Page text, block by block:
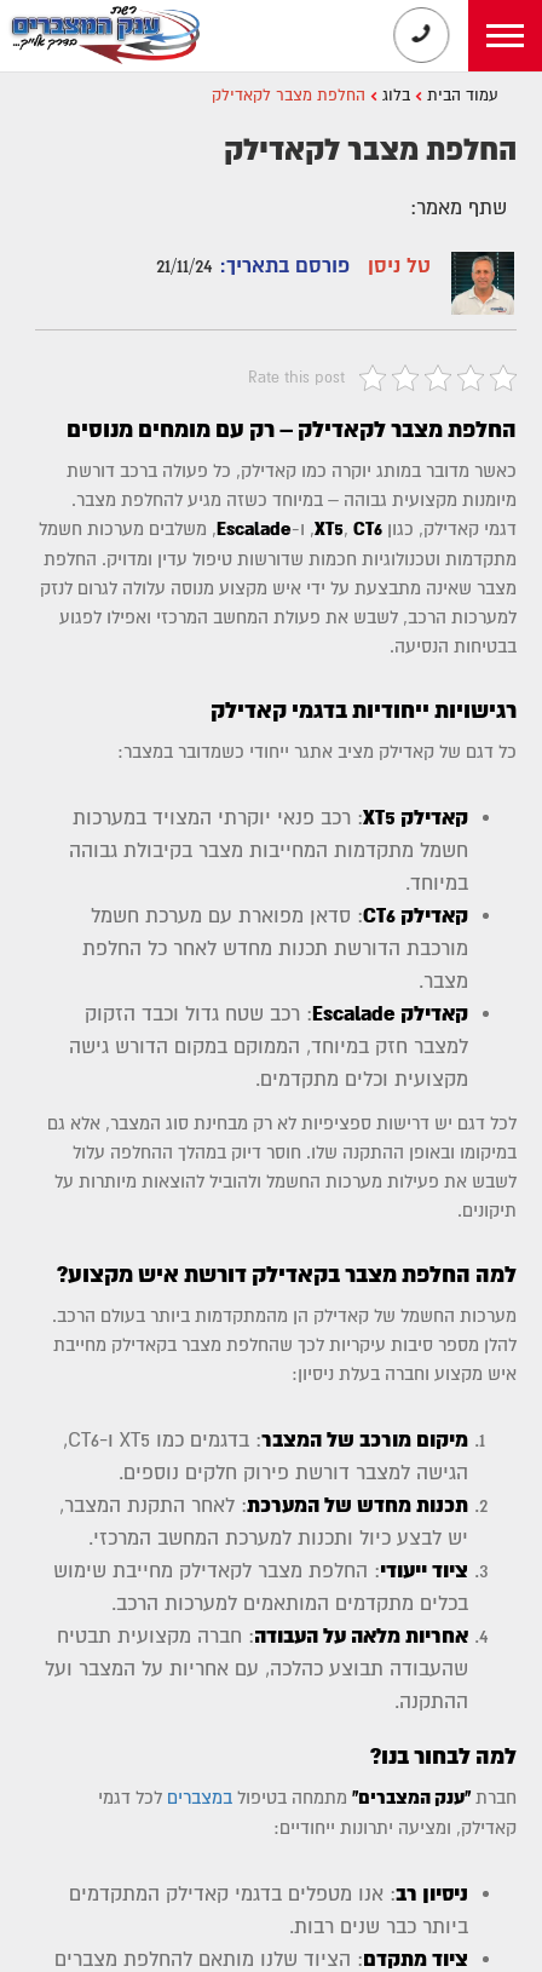
עמוד הבית בלוג החלפת מצבר לקאדילק
החלפת מצבר לקאדילק
שתף מאמר:
טל ניסן פורסם בתאריך: 21/11/24
Rate this post
החלפת מצבר לקאדילק – רק עם מומחים מנוסים
כאשר מדובר במותג יוקרה כמו קאדילק, כל פעולה ברכב דורשת
מיומנות מקצועית גבוהה – במיוחד כשזה מגיע להחלפת מצבר.
דגמי קאדילק, כגון
XT5, CT6 , ו-Escalade, משלבים מערכות חשמל
מתקדמות וטכנולוגיות חכמות שדורשות טיפול עדין ומדויק. החלפת
מצבר שאינה מתבצעת על ידי איש מקצוע מנוסה עלולה לגרום לנזק
למערכות הרכב, לשבש את פעולת המחשב המרכזי ואפילו לפגוע
בבטיחות הנסיעה.
רגישויות ייחודיות בדגמי קאדילק
כל דגם של קאדילק מציב אתגר ייחודי כשמדובר במצבר:
קאדילק XT5
: רכב פנאי יוקרתי המצויד במערכות
חשמל מתקדמות המחייבות מצבר בקיבולת גבוהה
במיוחד.
קאדילק CT6
: סדאן מפוארת עם מערכת חשמל
מורכבת הדורשת תכנות מחדש לאחר כל החלפת
מצבר.
קאדילק Escalade
: רכב שטח גדול וכבד הזקוק
למצבר חזק במיוחד, הממוקם במקום הדורש גישה
מקצועית וכלים מתקדמים.
לכל דגם יש דרישות ספציפיות לא רק מבחינת סוג המצבר, אלא גם
במיקומו ובאופן ההתקנה שלו. חוסר דיוק במהלך ההחלפה עלול
לשבש את פעילות מערכות החשמל ולהוביל להוצאות מיותרות על
תיקונים.
למה החלפת מצבר בקאדילק דורשת איש מקצוע?
מערכות החשמל של קאדילק הן מהמתקדמות ביותר בעולם הרכב.
להלן מספר סיבות עיקריות לכך שהחלפת מצבר בקאדילק מחייבת
איש מקצוע וחברה בעלת ניסיון:
מיקום מורכב של המצבר
: בדגמים כמו XT5 ו-CT6,
הגישה למצבר דורשת פירוק חלקים נוספים.
תכנות מחדש של המערכת: לאחר התקנת המצבר,
יש לבצע כיול ותכנות למערכת המחשב המרכזי.
ציוד ייעודי: החלפת מצבר לקאדילק מחייבת שימוש
בכלים מתקדמים המותאמים למערכות הרכב.
אחריות מלאה על העבודה: חברה מקצועית תבטיח
שהעבודה תבוצע כהלכה, עם אחריות על המצבר ועל
ההתקנה.
למה לבחור בנו?
חברת "ענק המצברים" מתמחה בטיפול במצברים לכל דגמי
קאדילק, ומציעה יתרונות ייחודיים:
ניסיון רב: אנו מטפלים בדגמי קאדילק המתקדמים
ביותר כבר שנים רבות.
ציוד מתקדם: הציוד שלנו מותאם להחלפת מצברים